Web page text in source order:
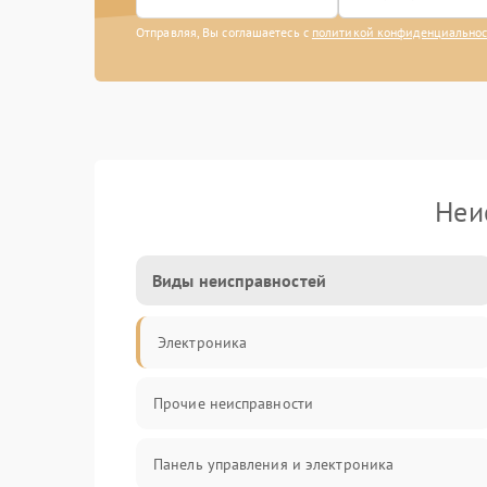
Отправляя, Вы соглашаетесь с политикой
Виды неисправностей
Электроника
Прочие неисправности
Панель управления и электроника